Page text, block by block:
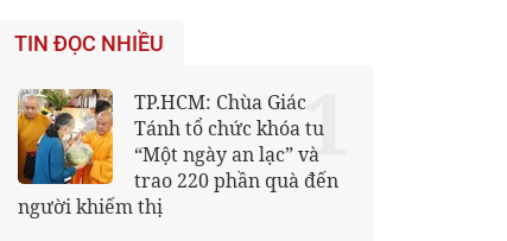
TIN ĐỌC NHIỀU
TP.HCM: Chùa Giác
Tánh tổ chức khóa tu
“Một ngày an lạc” và
trao 220 phần quà đến
người khiếm thị
1